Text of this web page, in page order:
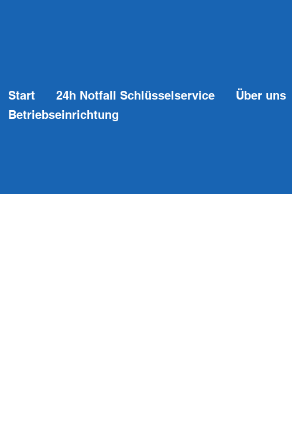
Start 24h Notfall Schlüsselservice Über uns
Betriebseinrichtung